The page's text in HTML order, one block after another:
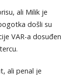
ali Milik je
došli su
VAR-a dosuđen
ali penal je